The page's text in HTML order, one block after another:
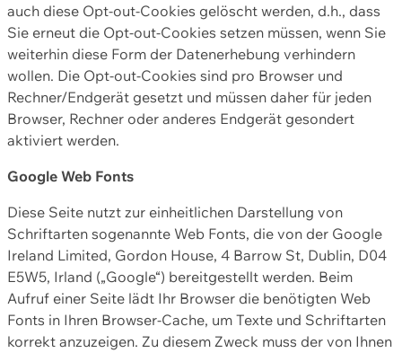
auch diese Opt-out-Cookies gelöscht werden, d.h., dass
Sie erneut die Opt-out-Cookies setzen müssen, wenn Sie
weiterhin diese Form der Datenerhebung verhindern
wollen. Die Opt-out-Cookies sind pro Browser und
Rechner/Endgerät gesetzt und müssen daher für jeden
Browser, Rechner oder anderes Endgerät gesondert
aktiviert werden.
Google Web Fonts
Diese Seite nutzt zur einheitlichen Darstellung von
Schriftarten sogenannte Web Fonts, die von der Google
Ireland Limited, Gordon House, 4 Barrow St, Dublin, D04
E5W5, Irland („Google“) bereitgestellt werden. Beim
Aufruf einer Seite lädt Ihr Browser die benötigten Web
Fonts in Ihren Browser-Cache, um Texte und Schriftarten
korrekt anzuzeigen. Zu diesem Zweck muss der von Ihnen